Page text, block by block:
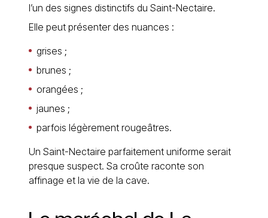
l’un des signes distinctifs du Saint-Nectaire.
Elle peut présenter des nuances :
grises ;
brunes ;
orangées ;
jaunes ;
parfois légèrement rougeâtres.
Un Saint-Nectaire parfaitement uniforme serait
presque suspect. Sa croûte raconte son
affinage et la vie de la cave.